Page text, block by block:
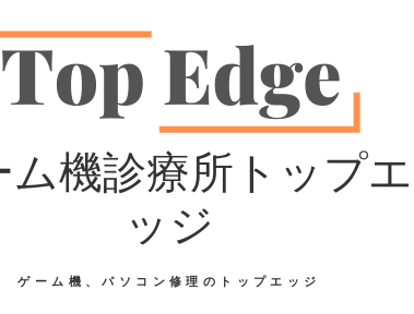
ム機診療所トップエ
ッジ
ゲーム機、パソコン修理のトップエッジ